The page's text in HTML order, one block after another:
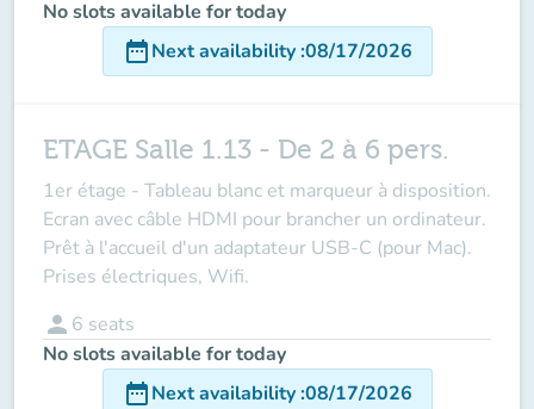
No slots available for today
date_rangeNext availability:08/17/2026
ETAGE Salle 1.13 - De 2 à 6 pers.
1er étage - Tableau blanc et marqueur à disposition.
Ecran avec câble HDMI pour brancher un ordinateur.
Prêt à l'accueil d'un adaptateur USB-C (pour Mac).
Prises électriques, Wifi.
person 6 seats
No slots available for today
date_rangeNext availability:08/17/2026